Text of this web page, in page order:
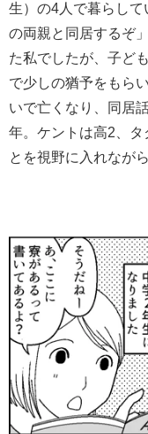
生）の4人で暮らし
の両親と同居するぞ
た私でしたが、子ど
で少しの猶予をもら
いで亡くなり、同居
年。ケントは高2、タ
とを視野に入れなが